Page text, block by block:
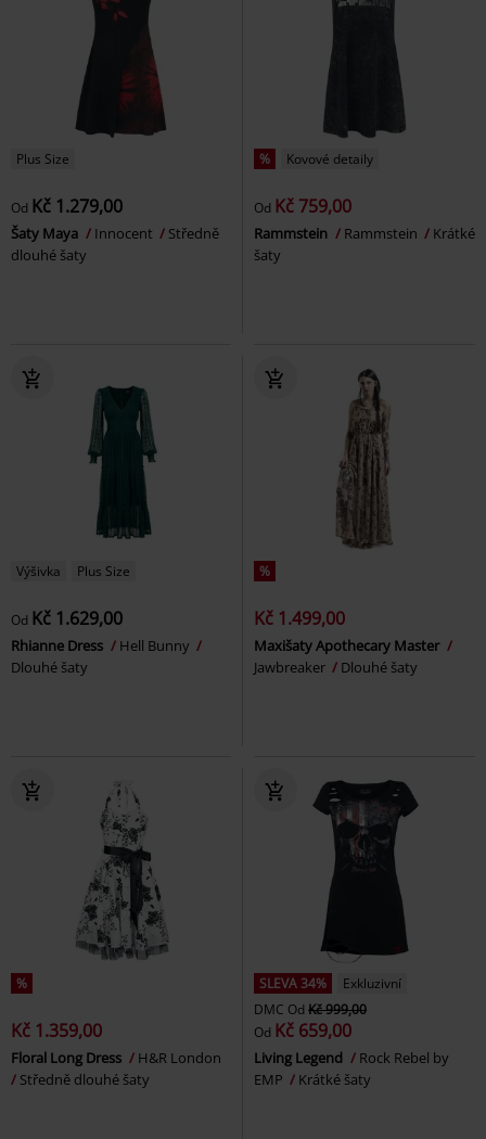
Plus Size
Od Kč 1.279,00
Šaty Maya Innocent
Středně
dlouhé šaty
% Kovové detaily
Od Kč 759,00
Rammstein Rammstein
Krátké
šaty
Výšivka Plus Size
Od Kč 1.629,00
Rhianne Dress
Hell Bunny
Dlouhé šaty
%
Kč 1.499,00
Maxišaty Apothecary Master
Jawbreaker
Dlouhé šaty
%
Kč 1.359,00
Floral Long Dress
H&R London
Středně dlouhé šaty
SLEVA 34%
Exkluzivní
DMC Od Kč 999,00
Od Kč 659,00
Living Legend
Rock Rebel by
EMP
Krátké šaty